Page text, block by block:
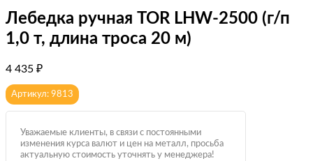
Лебедка ручная TOR LHW-2500 (г/п
1,0 т, длина троса 20 м)
4 435 ₽
Артикул: 9813
Уважаемые клиенты, в связи с постоянными
изменения курса валют и цен на металл, просьба
актуальную стоимость уточнять у менеджера!